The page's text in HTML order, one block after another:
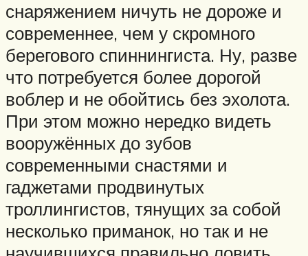
снаряжением ничуть не дороже и
современнее, чем у скромного
берегового спиннингиста. Ну, разве
что потребуется более дорогой
воблер и не обойтись без эхолота.
При этом можно нередко видеть
вооружённых до зубов
современными снастями и
гаджетами продвинутых
троллингистов, тянущих за собой
несколько приманок, но так и не